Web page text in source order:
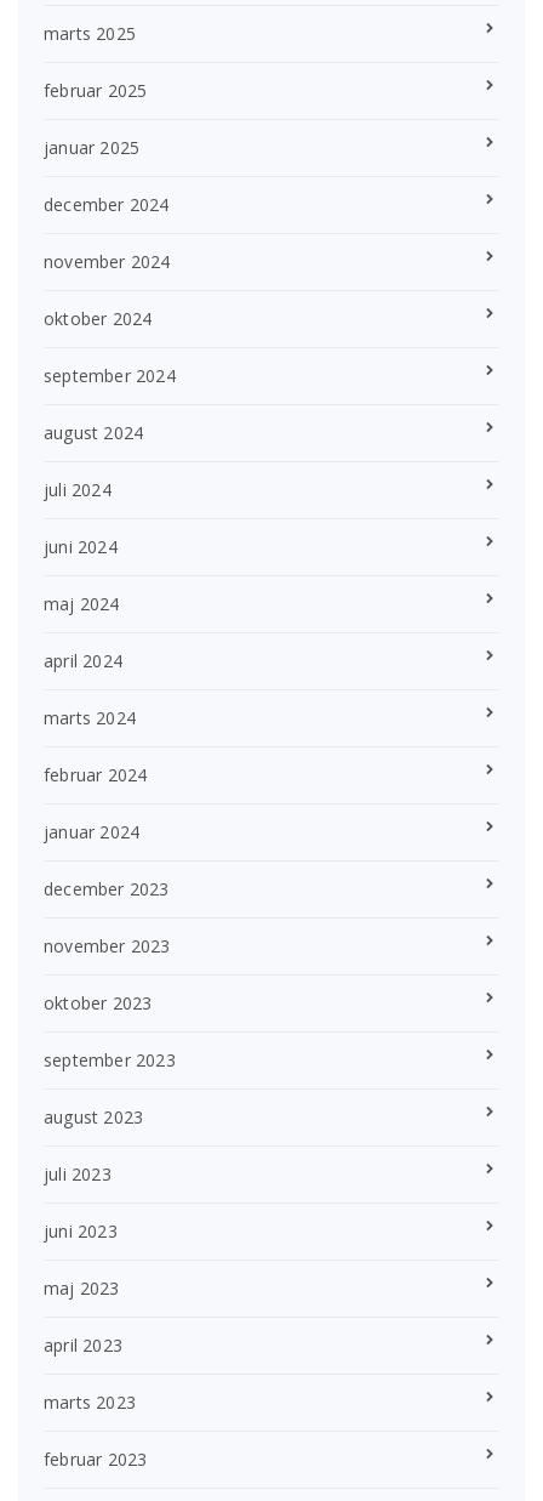
marts 2025
februar 2025
januar 2025
december 2024
november 2024
oktober 2024
september 2024
august 2024
juli 2024
juni 2024
maj 2024
april 2024
marts 2024
februar 2024
januar 2024
december 2023
november 2023
oktober 2023
september 2023
august 2023
juli 2023
juni 2023
maj 2023
april 2023
marts 2023
februar 2023